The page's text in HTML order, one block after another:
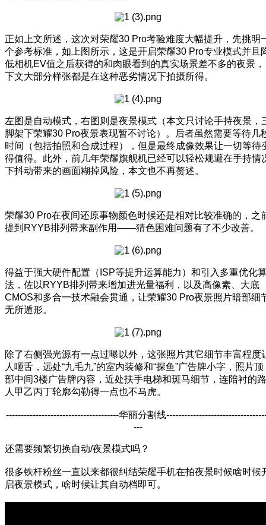
正如上文所述，这次对荣耀30 Pro考验难度大幅提升，先挑明
个参考标准，如上图所示，这是开启荣耀30 Pro专业模式并且
低相机EV值之后获得的和肉眼看到的真实场景差不多的夜景，
下文大部分样张都是在这种恶劣情况下拍摄所得。
左图是自动模式，右图则是夜景模式（本文只讨论手持夜景，
脚架下荣耀30 Pro夜景表现暂不讨论）。后者虽然需要等待几
时间（包括拍照和合成过程），但是最终成像效果让一切等待
得值得。此外，前几年荣耀旗舰机已经可以轻松规避在手持情
下抖动带来的画面糊掉风险，本文也不再赘述。
荣耀30 Pro在夜间还原事物颜色时候还是相对比较准确的，之
提到RYYB排列带来副作用——猜色困难问题有了不少改善。
得益于强大硬件配置（ISP等提升运算能力）和引入多重优化
法，佐以RYYB排列带来增加进光量福利，以及高像素、大底
CMOS和多合一技术融会贯通，让荣耀30 Pro夜景照片暗部细
无所遁形。
除了右侧强光源有一点过曝以外，这张照片其它细节丰富程度
人咂舌，远处“九毛九”的室内装修和“探鱼”广告牌小字，照片顶
部中间3楼广告牌内容，近处扶手电梯和斑马细节，连陪衬的路
人甲乙丙丁轮廓勾勒得一点也不马虎。
--------------------------------------华丽分割线
---
还需要频繁切换自动/夜景模式吗？
很多铁杆粉丝一直以来都很纠结荣耀手机在拍夜景时候啥时候
启夜景模式，啥时候让其自动档即可。